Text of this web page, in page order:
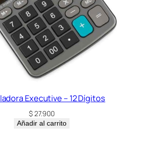
Executive – 12 Dígitos
$27.900
Añadir al carrito